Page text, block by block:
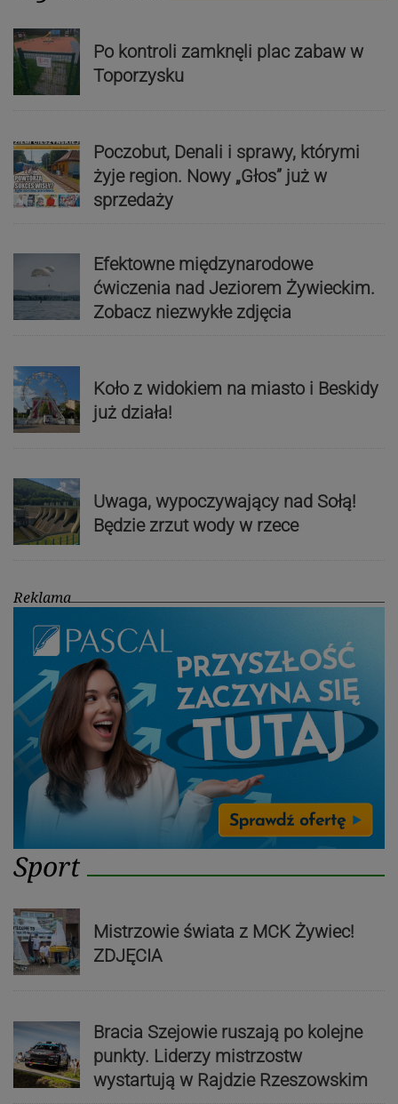
Po kontroli zamknęli plac zabaw w
Toporzysku
Poczobut, Denali i sprawy, którymi
żyje region. Nowy „Głos” już w
sprzedaży
Efektowne międzynarodowe
ćwiczenia nad Jeziorem Żywieckim.
Zobacz niezwykłe zdjęcia
Koło z widokiem na miasto i Beskidy
już działa!
Uwaga, wypoczywający nad Sołą!
Będzie zrzut wody w rzece
Reklama
Sport
Mistrzowie świata z MCK Żywiec!
ZDJĘCIA
Bracia Szejowie ruszają po kolejne
punkty. Liderzy mistrzostw
wystartują w Rajdzie Rzeszowskim